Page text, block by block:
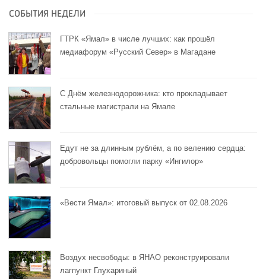
СОБЫТИЯ НЕДЕЛИ
ГТРК «Ямал» в числе лучших: как прошёл
медиафорум «Русский Север» в Магадане
С Днём железнодорожника: кто прокладывает
стальные магистрали на Ямале
Едут не за длинным рублём, а по велению сердца:
добровольцы помогли парку «Ингилор»
«Вести Ямал»: итоговый выпуск от 02.08.2026
Воздух несвободы: в ЯНАО реконструировали
лагпункт Глухариный